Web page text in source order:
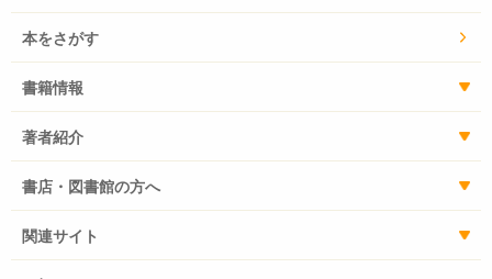
本をさがす
書籍情報
著者紹介
書店・図書館の方へ
関連サイト